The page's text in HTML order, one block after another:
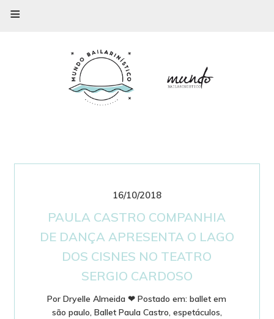
≡
16/10/2018
PAULA CASTRO COMPANHIA
DE DANÇA APRESENTA O LAGO
DOS CISNES NO TEATRO
SERGIO CARDOSO
PorDryelle Almeida ❤Postado em:ballet em
são paulo, Ballet Paula Castro, espetáculos,